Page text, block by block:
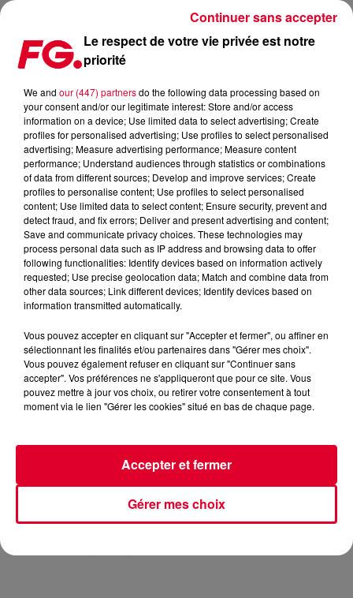
PODCASTS LES + RECENTS
LA CABANE DES AMIS, L'OPEN AIR INCONTOURNABLE DE
l’Application FG (IOS https://urlz.fr/hhZx
Le respect de votre vie privée est notre
priorité
We and our (447) partnersdo the following data processing based on
your consent and/or our legitimate interest: Store and/or access
information on a device; Use limited data to select advertising; Create
profiles for personalised advertising; Use profiles to select personalised
advertising; Measure advertising performance; Measure content
performance; Understand audiences through statistics or combinations
of data from different sources; Develop and improve services; Create
profiles to personalise content; Use profiles to select personalised
content; Use limited data to select content; Ensure security, prevent and
detect fraud, and fix errors; Deliver and present advertising and content;
Save and communicate privacy choices. These technologies may
process personal data such as IP address and browsing data to offer
following functionalities: Identify devices based on information actively
requested; Use precise geolocation data; Match and combine data from
other data sources; Link different devices; Identify devices based on
information transmitted automatically.
Vous pouvez accepter en cliquant sur "Accepter et fermer", ou affiner en
sélectionnant les finalités et/ou partenaires dans "Gérer mes choix".
Vous pouvez également refuser en cliquant sur "Continuer sans
accepter". Vos préférences ne s'appliqueront que pour ce site. Vous
pouvez mettre à jour vos choix, ou retirer votre consentement à tout
moment via le lien "Gérer les cookies" situé en bas de chaque page.
Gérer mes choix
Accepter et fermer
Continuer sans accepter